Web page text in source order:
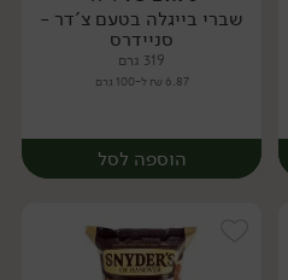
יח׳
שברי בייגלה בטעם צ'דר -
סניידרס
319 גרם
6.87 ₪ ל-100 גרם
הוספה לסל